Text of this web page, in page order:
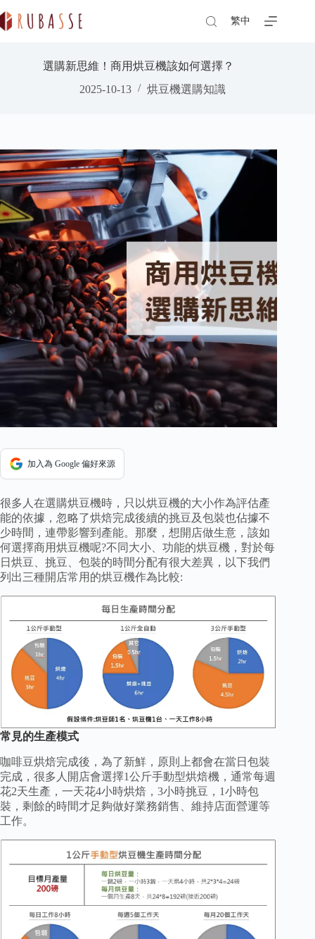
to
content
繁中
選購新思維！商用烘豆機該如何選擇？
2025-10-13
烘豆機選購知識
加入為 Google 偏好來源
很多人在選購烘豆機時，只以烘豆機的大小作為評估產
能的依據，忽略了烘焙完成後續的挑豆及包裝也佔據不
少時間，連帶影響到產能。那麼，想開店做生意，該如
何選擇商用烘豆機呢?不同大小、功能的烘豆機，對於每
日烘豆、挑豆、包裝的時間分配有很大差異，以下我們
列出三種開店常用的烘豆機作為比較:
常見的生產模式
咖啡豆烘焙完成後，為了新鮮，原則上都會在當日包裝
完成，很多人開店會選擇1公斤手動型烘焙機，通常每週
花2天生產，一天花4小時烘焙，3小時挑豆，1小時包
裝，剩餘的時間才足夠做好業務銷售、維持店面營運等
工作。